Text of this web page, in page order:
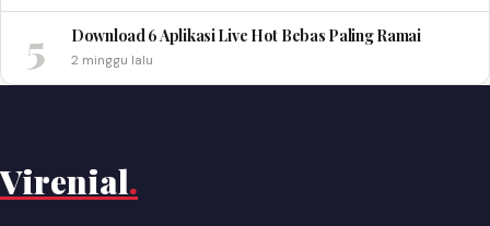
5 Download 6 Aplikasi Live Hot Bebas Paling Ramai
2 minggu lalu
Virenial.